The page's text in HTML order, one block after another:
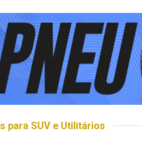
para SUV e Utilitários